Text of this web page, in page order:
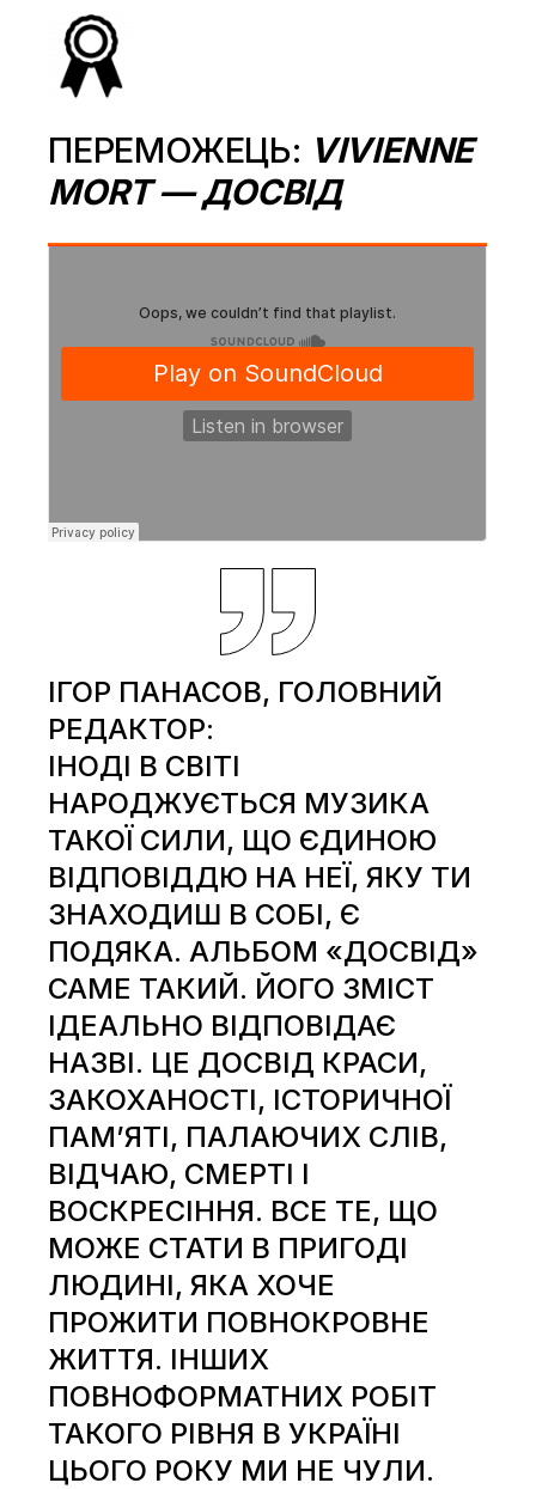
ПЕРЕМОЖЕЦЬ: VIVIENNE
MORT — ДОСВІД
ІГОР ПАНАСОВ, ГОЛОВНИЙ
РЕДАКТОР:
ІНОДІ В СВІТІ
НАРОДЖУЄТЬСЯ МУЗИКА
ТАКОЇ СИЛИ, ЩО ЄДИНОЮ
ВІДПОВІДДЮ НА НЕЇ, ЯКУ ТИ
ЗНАХОДИШ В СОБІ, Є
ПОДЯКА. АЛЬБОМ «ДОСВІД»
САМЕ ТАКИЙ. ЙОГО ЗМІСТ
ІДЕАЛЬНО ВІДПОВІДАЄ
НАЗВІ. ЦЕ ДОСВІД КРАСИ,
ЗАКОХАНОСТІ, ІСТОРИЧНОЇ
ПАМ’ЯТІ, ПАЛАЮЧИХ СЛІВ,
ВІДЧАЮ, СМЕРТІ І
ВОСКРЕСІННЯ. ВСЕ ТЕ, ЩО
МОЖЕ СТАТИ В ПРИГОДІ
ЛЮДИНІ, ЯКА ХОЧЕ
ПРОЖИТИ ПОВНОКРОВНЕ
ЖИТТЯ. ІНШИХ
ПОВНОФОРМАТНИХ РОБІТ
ТАКОГО РІВНЯ В УКРАЇНІ
ЦЬОГО РОКУ МИ НЕ ЧУЛИ.